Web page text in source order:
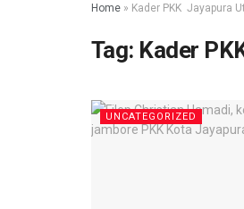
Home » Kader PKK Jayapura
Tag: Kader
UNCATEGORIZED